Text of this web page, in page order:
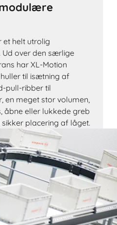
et helt utrolig
over den særlige
har XL-Motion
til isætning af
pull-ribber til
en meget stor volumen,
åbne eller lukkede greb
placering af låget.